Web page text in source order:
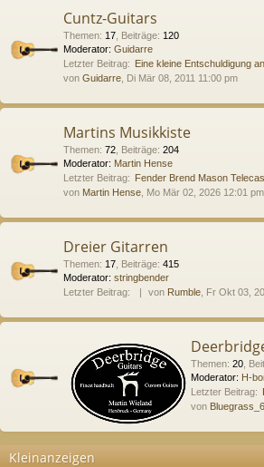
Cuntz-Guitars
Themen: 17 Beiträge: 120
Moderator: Guidarre
Letzter Beitrag: Eine kleine Entschuldigung
von Guidarre , Di Mär 08, 2011 11:00 pm
Martins Musikkiste
Themen: 72 Beiträge: 204
Moderator: Martin Hense
Letzter Beitrag: Fender Brend Mason
von Martin Hense , Mo Mär 02, 2026 12:01 pm
Dreier Gitarren
Themen: 17 Beiträge: 415
Moderator: stringbender
Letzter Beitrag:
von Rumble , Fr Okt 03,
Themen: 20
Moderator: H-
Letzter Beitrag:
von
Kleinanzeigen